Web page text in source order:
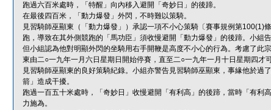
跑過六百米處時，「特醒」向內移入避開「奇妙日」的後蹄。
在最後四百米，「動力爆發」外閃，不時難以策騎。
見習騎師巫顯東（「動力爆發」）承認一項不小心策騎〔賽事規例第100(1)
跑，導致在其外側競跑的「馬功臣」須收慢避開「動力爆發」的後蹄。小組
但小組認為他對明顯外閃的坐騎用右手開鞭是高度不小心的行為。考慮了此
東由二○一九年一月六日星期日開始停賽，直至二○一九年一月十日星期四才
見習騎師巫顯東的良好策騎紀錄。小組亦警告見習騎師巫顯東，事緣他於過
箭」造成干擾。
跑過一百五十米處時，「奇妙日」收慢避開「有利高」的後蹄，當時「有利
力施為。